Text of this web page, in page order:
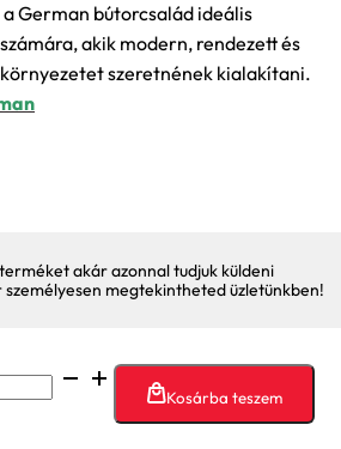
German bútorcsalád ideális
akik modern, rendezett és
szeretnének kialakítani.
akár azonnal tudjuk küldeni
megtekintheted üzletünkben!
Kosárba teszem